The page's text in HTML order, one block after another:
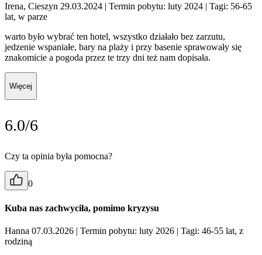
Irena, Cieszyn 29.03.2024 | Termin pobytu: luty 2024 | Tagi: 56-65
lat, w parze
warto było wybrać ten hotel, wszystko działało bez zarzutu,
jedzenie wspaniałe, bary na plaży i przy basenie sprawowały się
znakomicie a pogoda przez te trzy dni też nam dopisała.
Więcej
6.0/6
Czy ta opinia była pomocna?
0
Kuba nas zachwyciła, pomimo kryzysu
Hanna 07.03.2026 | Termin pobytu: luty 2026 | Tagi: 46-55 lat, z
rodziną